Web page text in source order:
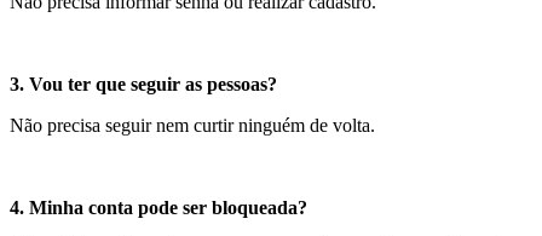
3. Vou ter que seguir as pessoas?
Não precisa seguir nem curtir ninguém de volta.
4. Minha conta pode ser bloqueada?